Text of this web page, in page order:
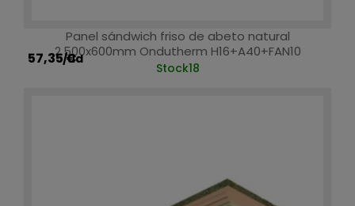
Panel sándwich friso de abeto natural
2.500x600mm Ondutherm H16+A40+FAN10
57,35 €
/ud
Stock18